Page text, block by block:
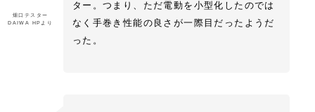
畑口テスター
DAIWA HPより
ター。つまり、ただ電動を小型化したのでは
なく手巻き性能の良さが一際目だったようだ
った。